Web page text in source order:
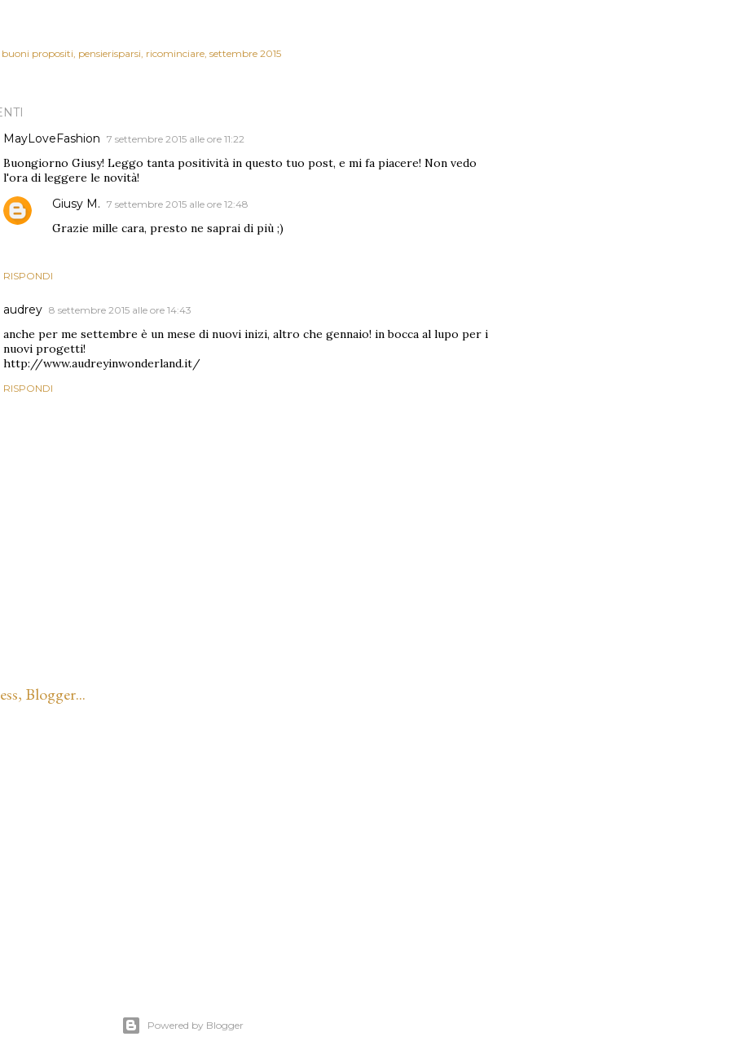
buoni propositi pensierisparsi ricominciare settembre 2015
MayLoveFashion 7 settembre 2015 alle ore 11:22
Buongiorno Giusy! Leggo tanta positività in questo tuo post, e mi fa piacere! Non vedo
l'ora di leggere le novità!
RISPONDI
Giusy M. 7 settembre 2015 alle ore 12:48
Grazie mille cara, presto ne saprai di più ;)
audrey 8 settembre 2015 alle ore 14:43
anche per me settembre è un mese di nuovi inizi, altro che gennaio! in bocca al lupo per i
nuovi progetti!
http://www.audreyinwonderland.it/
RISPONDI
Powered by Blogger